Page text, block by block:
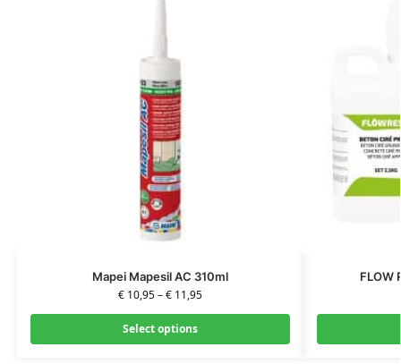
Mapei Mapesil AC 310ml
€10,95–€11,95
Select options
FLOW